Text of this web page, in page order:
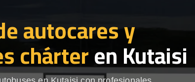
autocares y
chárteren Kutaisi